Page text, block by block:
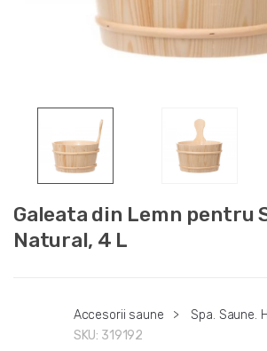
Galeata din Lemn pentru
Natural, 4 L
Accesorii saune >
Spa. Saune.
SKU: 319192